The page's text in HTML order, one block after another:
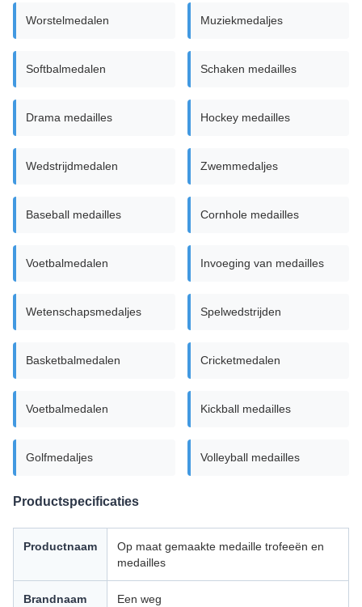
Worstelmedalen Muziekmedaljes
Softbalmedalen Schaken medailles
Drama medailles Hockey medailles
Wedstrijdmedalen Zwemmedaljes
Baseball medailles Cornhole medailles
Voetbalmedalen Invoeging van medailles
Wetenschapsmedaljes Spelwedstrijden
Basketbalmedalen Cricketmedalen
Voetbalmedalen Kickball medailles
Golfmedaljes Volleyball medailles
Productspecificaties
Productnaam
Op maat gemaakte medaille trofeeën en
medailles
Brandnaam Een weg